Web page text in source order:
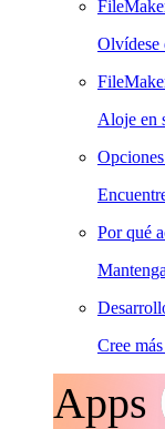
Olvídese
Aloje en
Por qué
Cree
Apps